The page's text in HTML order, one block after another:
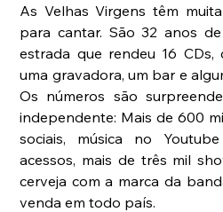
As Velhas Virgens têm
para cantar. São 32 anos
estrada que rendeu 16 CDs,
uma gravadora, um bar e
Os números são
independente: Mais de 600
sociais, música no
acessos, mais de três mil
cerveja com a marca da
venda em todo país.